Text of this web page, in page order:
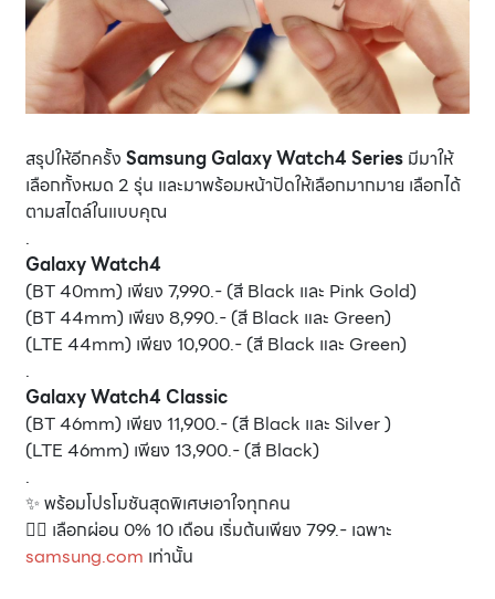
สรุปให้อีกครั้ง Samsung Galaxy Watch4 Series มีมาให้
เลือกทั้งหมด 2 รุ่น และมาพร้อมหน้าปัดให้เลือกมากมาย เลือกได้
ตามสไตล์ในแบบคุณ
.
Galaxy Watch4
(BT 40mm) เพียง 7,990.- (สี Black และ Pink Gold)
(BT 44mm) เพียง 8,990.- (สี Black และ Green)
(LTE 44mm) เพียง 10,900.- (สี Black และ Green)
.
Galaxy Watch4 Classic
(BT 46mm) เพียง 11,900.- (สี Black และ Silver )
(LTE 46mm) เพียง 13,900.- (สี Black)
.
✨ พร้อมโปรโมชันสุดพิเศษเอาใจทุกคน
👉🏼 เลือกผ่อน 0% 10 เดือน เริ่มต้นเพียง 799.- เฉพาะ
samsung.com เท่านั้น